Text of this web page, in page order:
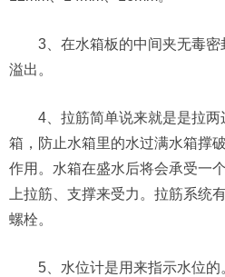
3、在水箱板的中间夹无毒
溢出。
4、拉筋简单说来就是是拉
箱，防止水箱里的水过满水箱撑
作用。水箱在盛水后将会承受一
上拉筋、支撑来受力。拉筋系统
螺栓。
5、水位计是用来指示水位的